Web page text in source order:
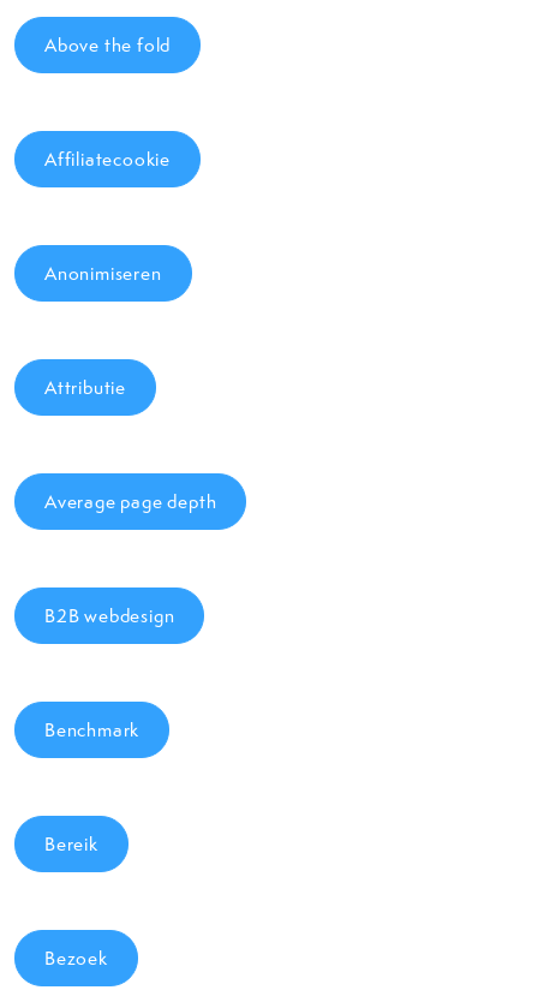
Above the fold
Affiliatecookie
Anonimiseren
Attributie
Average page depth
B2B webdesign
Benchmark
Bereik
Bezoek